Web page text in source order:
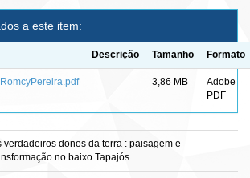
a este item:
Descrição Tamanho Formato
3,86 MB
Adobe
PDF
verdadeiros donos da terra : paisagem e
no baixo Tapajós